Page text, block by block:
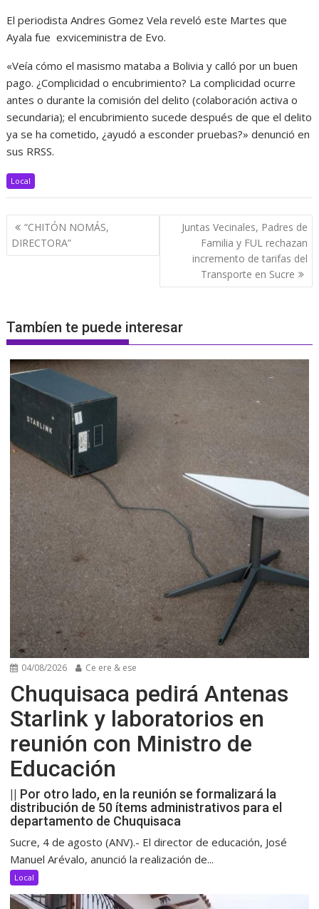
El periodista Andres Gomez Vela reveló este Martes que
Ayala fue exviceministra de Evo.
«Veía cómo el masismo mataba a Bolivia y calló por un buen
pago. ¿Complicidad o encubrimiento? La complicidad ocurre
antes o durante la comisión del delito (colaboración activa o
secundaria); el encubrimiento sucede después de que el delito
ya se ha cometido, ¿ayudó a esconder pruebas?» denunció en
sus RRSS.
Local
Navegación
de
entradas
“CHITÓN NOMÁS,
DIRECTORA”
Juntas Vecinales, Padres de
Familia y FUL rechazan
incremento de tarifas del
Transporte en Sucre
Tambíen te puede interesar
04/08/2026 Ce ere & ese
Chuquisaca pedirá Antenas
Starlink y laboratorios en
reunión con Ministro de
Educación
|| Por otro lado, en la reunión se formalizará la
distribución de 50 ítems administrativos para el
departamento de Chuquisaca
Sucre, 4 de agosto (ANV).- El director de educación, José
Manuel Arévalo, anunció la realización de...
Local